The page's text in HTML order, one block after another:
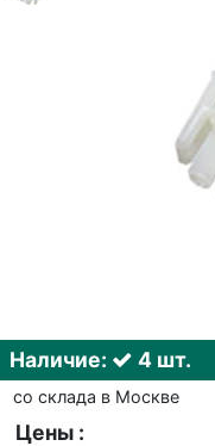
Наличие: 4 шт.
со склада в Москве
Цены :